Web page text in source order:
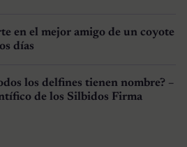
en el mejor amigo de un coyote
días
los delfines tienen nombre? –
de los Silbidos Firma